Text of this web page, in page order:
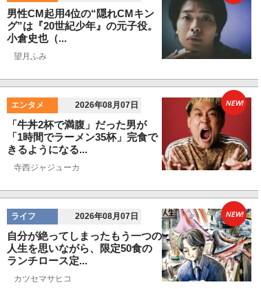
男性CM起用4位の“隠れCMキン
グ”は『20世紀少年』の元子役。
小倉史也（...
望月ふみ
エンタメ 2026年08月07日
「牛丼2杯で満腹」だった男が
「1時間でラーメン35杯」完食で
きるようになる...
寺西ジャジューカ
NEW!
ライフ 2026年08月07日
自分が絶ってしまったもう一つの
人生を思いながら、限定50食の
ランチロース定...
カツセマサヒコ
NEW!